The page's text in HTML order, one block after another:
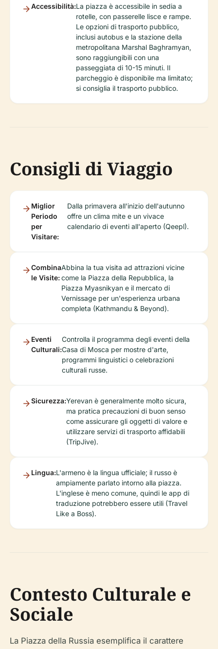
Accessibilità:La piazza è accessibile in sedia a
rotelle, con passerelle lisce e rampe.
Le opzioni di trasporto pubblico,
inclusi autobus e la stazione della
metropolitana Marshal Baghramyan,
sono raggiungibili con una
passeggiata di 10-15 minuti. Il
parcheggio è disponibile ma limitato;
si consiglia il trasporto pubblico.
Consigli di Viaggio
Miglior
Periodo
per
Visitare:
Dalla primavera all'inizio dell'autunno
offre un clima mite e un vivace
calendario di eventi all'aperto (Qeepl).
Combina
le Visite:
Abbina la tua visita ad attrazioni vicine
come la Piazza della Repubblica, la
Piazza Myasnikyan e il mercato di
Vernissage per un'esperienza urbana
completa (Kathmandu & Beyond).
Eventi
Culturali:
Controlla il programma degli eventi della
Casa di Mosca per mostre d'arte,
programmi linguistici o celebrazioni
culturali russe.
Sicurezza:Yerevan è generalmente molto sicura,
ma pratica precauzioni di buon senso
come assicurare gli oggetti di valore e
utilizzare servizi di trasporto affidabili
(TripJive).
Lingua:L'armeno è la lingua ufficiale; il russo è
ampiamente parlato intorno alla piazza.
L'inglese è meno comune, quindi le app di
traduzione potrebbero essere utili (Travel
Like a Boss).
Contesto Culturale e
Sociale
La Piazza della Russia esemplifica il carattere